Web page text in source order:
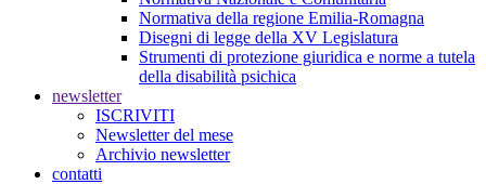
Normativa della regione Emilia-Romagna
Disegni di legge della XV Legislatura
Strumenti di protezione giuridica e norme a tutela
della disabilità psichica
newsletter
ISCRIVITI
Newsletter del mese
Archivio newsletter
contatti